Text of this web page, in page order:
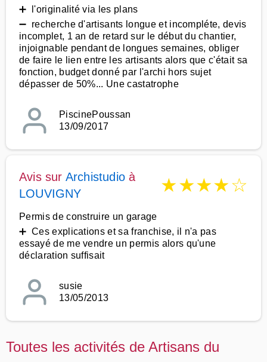
➕ l'originalité via les plans
➖ recherche d'artisants longue et incompléte, devis
incomplet, 1 an de retard sur le début du chantier,
injoignable pendant de longues semaines, obliger
de faire le lien entre les artisants alors que c'était sa
fonction, budget donné par l'archi hors sujet
dépasser de 50%... Une castatrophe
PiscinePoussan
13/09/2017
Avis sur Archistudio à
LOUVIGNY
★★★★☆
Permis de construire un garage
➕ Ces explications et sa franchise, il n'a pas
essayé de me vendre un permis alors qu'une
déclaration suffisait
susie
13/05/2013
Toutes les activités de Artisans du